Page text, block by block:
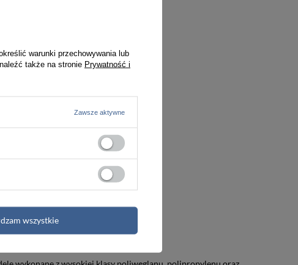
warunki przechowywania lub
także na stronie Prywatność i
Zawsze aktywne
wszystkie